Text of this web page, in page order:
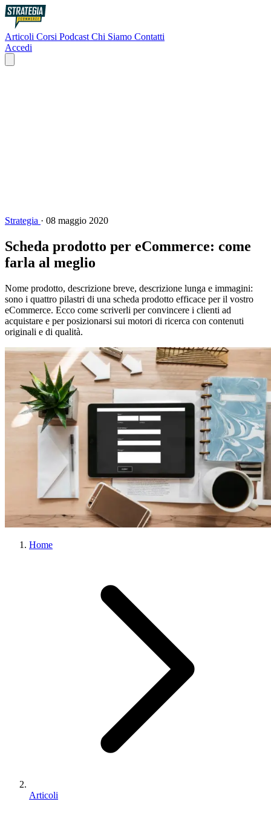
Articoli Corsi Podcast Chi Siamo Contatti
Accedi
Strategia · 08 maggio 2020
Scheda prodotto per eCommerce: come
farla al meglio
Nome prodotto, descrizione breve, descrizione lunga e immagini:
sono i quattro pilastri di una scheda prodotto efficace per il vostro
eCommerce. Ecco come scriverli per convincere i clienti ad
acquistare e per posizionarsi sui motori di ricerca con contenuti
originali e di qualità.
Home
Articoli